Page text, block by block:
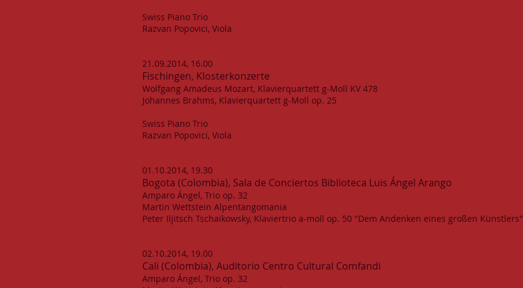
Swiss Piano Trio
Razvan Popovici, Viola
21.09.2014, 16.00
Fischingen, Klosterkonzerte
Wolfgang Amadeus Mozart, Klavierquartett g-Moll KV 478
Johannes Brahms, Klavierquartett g-Moll op. 25
Swiss Piano Trio
Razvan Popovici, Viola
01.10.2014, 19.30
Bogota (Colombia), Sala de Conciertos Biblioteca Luis Ángel Arango
Amparo Ángel, Trio op. 32
Martin Wettstein Alpentangomania
Peter Iljitsch Tschaikowsky, Klaviertrio a-moll op. 50 "Dem Andenken eines großen Künstlers"
02.10.2014, 19.00
Cali (Colombia), Auditorio Centro Cultural Comfandi
Amparo Ángel, Trio op. 32